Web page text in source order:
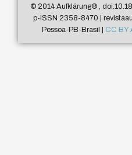
© 2014 Aufklärung®,
p-ISSN 2358-8470 |
Pessoa-PB-Brasil | CC BY